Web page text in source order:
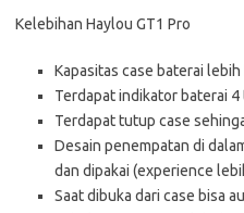
Kelebihan Haylou GT1 Pro
Kapasitas case baterai lebih
Terdapat indikator baterai 4
Terdapat tutup case
Desain penempatan di
dan dipakai (experience
Saat dibuka dari case bisa